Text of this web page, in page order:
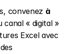
convenez à
canal « digital »
Excel avec